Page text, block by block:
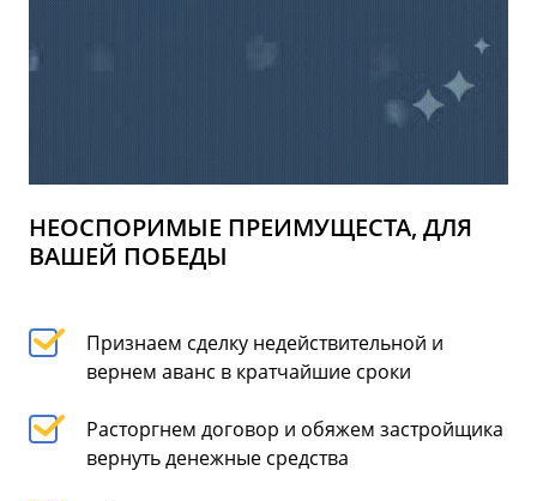
НЕОСПОРИМЫЕ ПРЕИМУЩЕСТА, ДЛЯ
ВАШЕЙ ПОБЕДЫ
Признаем сделку недействительной и
вернем аванс в кратчайшие сроки
Расторгнем договор и обяжем застройщика
вернуть денежные средства